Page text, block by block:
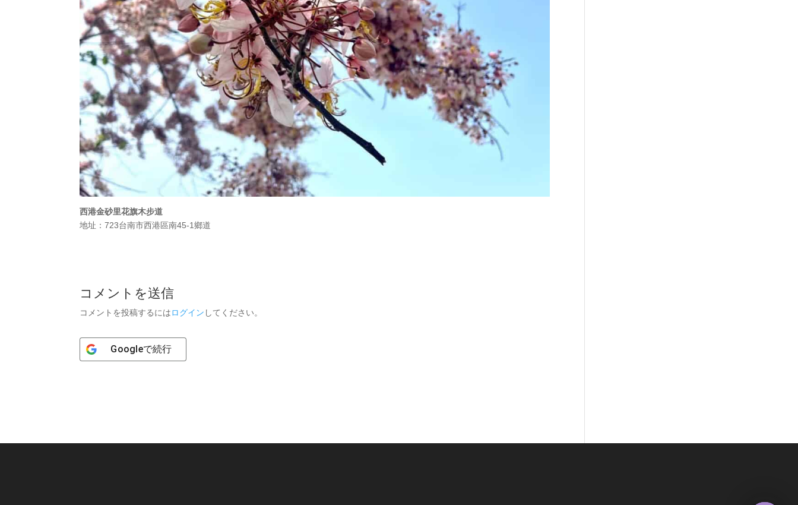
西港金砂里花旗木步道
地址：723台南市西港區南45-1鄉道
コメントを送信
コメントを投稿するにはログイン してください。
Googleで続行